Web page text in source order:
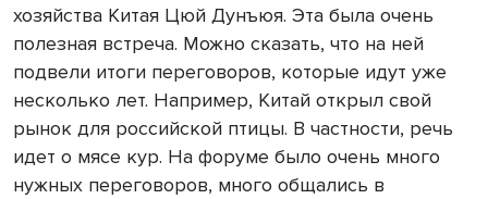
хозяйства Китая Цюй Дунъюя. Эта была очень
полезная встреча. Можно сказать, что на ней
подвели итоги переговоров, которые идут уже
несколько лет. Например, Китай открыл свой
рынок для российской птицы. В частности, речь
идет о мясе кур. На форуме было очень много
нужных переговоров, много общались в